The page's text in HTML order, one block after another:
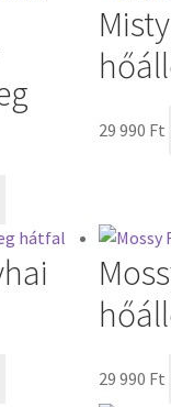
29 990 Ft
29 990 Ft